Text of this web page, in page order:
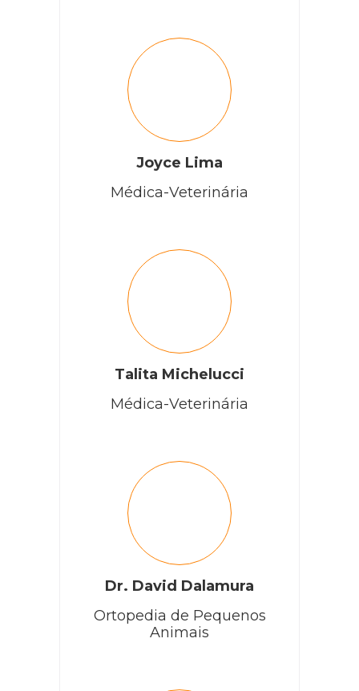
Joyce Lima
Médica-Veterinária
Talita Michelucci
Médica-Veterinária
Dr. David Dalamura
Ortopedia de Pequenos
Animais